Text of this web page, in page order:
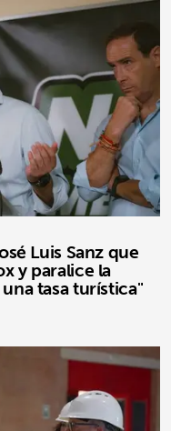
Luis Sanz que
y paralice la
tasa turística"